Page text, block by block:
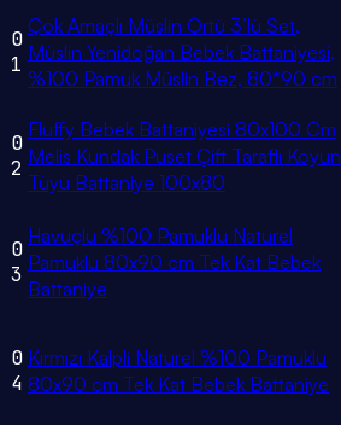
0
1
Çok Amaçlı Müslin Örtü 3’lü Set,
Müslin Yenidoğan Bebek Battaniyesi,
%100 Pamuk Müslin Bez, 80*90 cm
0
2
Fluffy Bebek Battaniyesi 80x100 Cm
Melis Kundak Puset Çift Taraflı Koyun
Tüyü Battaniye 100x80
0
3
Havuçlu %100 Pamuklu Naturel
Pamuklu 80x90 cm Tek Kat Bebek
Battaniye
0
4
Kırmızı Kalpli Naturel %100 Pamuklu
80x90 cm Tek Kat Bebek Battaniye